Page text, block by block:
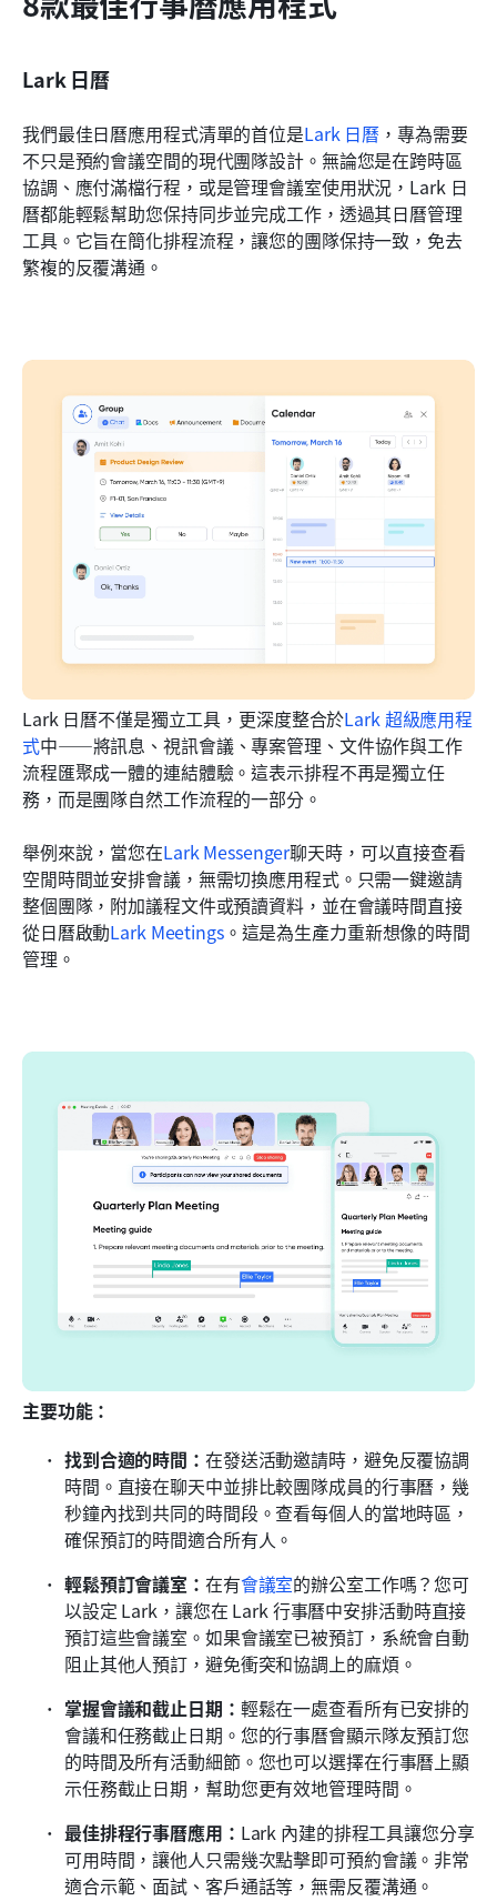
Lark 日曆
我們最佳日曆應用程式清單的首位是Lark 日曆 ，專為需要
不只是預約會議空間的現代團隊設計。無論您是在跨時區
協調、應付滿檔行程，或是管理會議室使用狀況，Lark 日
曆都能輕鬆幫助您保持同步並完成工作，透過其日曆管理
工具。它旨在簡化排程流程，讓您的團隊保持一致，免去
繁複的反覆溝通。
Lark 日曆不僅是獨立工具，更深度整合於Lark 超級應用程
式中——將訊息、視訊會議、專案管理、文件協作與工作
流程匯聚成一體的連結體驗。這表示排程不再是獨立任
務，而是團隊自然工作流程的一部分。
舉例來說，當您在Lark Messenger聊天時，可以直接查看
空閒時間並安排會議，無需切換應用程式。只需一鍵邀請
整個團隊，附加議程文件或預讀資料，並在會議時間直接
從日曆啟動Lark Meetings。這是為生產力重新想像的時間
管理。
主要功能：
找到合適的時間： 在發送活動邀請時，避免反覆協調
時間。直接在聊天中並排比較團隊成員的行事曆，幾
秒鐘內找到共同的時間段。查看每個人的當地時區，
確保預訂的時間適合所有人。
輕鬆預訂會議室： 在有會議室的辦公室工作嗎？您可
以設定 Lark，讓您在 Lark 行事曆中安排活動時直接
預訂這些會議室。如果會議室已被預訂，系統會自動
阻止其他人預訂，避免衝突和協調上的麻煩。
掌握會議和截止日期： 輕鬆在一處查看所有已安排的
會議和任務截止日期。您的行事曆會顯示隊友預訂您
的時間及所有活動細節。您也可以選擇在行事曆上顯
示任務截止日期，幫助您更有效地管理時間。
最佳排程行事曆應用： Lark 內建的排程工具讓您分享
可用時間，讓他人只需幾次點擊即可預約會議。非常
適合示範、面試、客戶通話等，無需反覆溝通。